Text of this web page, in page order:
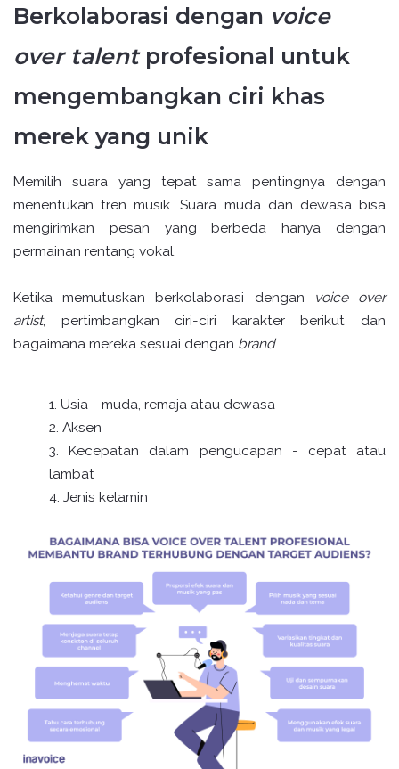
Berkolaborasi dengan voice
over talent profesional untuk
mengembangkan ciri khas
merek yang unik
Memilih suara yang tepat sama pentingnya dengan
menentukan tren musik. Suara muda dan dewasa bisa
mengirimkan pesan yang berbeda hanya dengan
permainan rentang vokal.
Ketika memutuskan berkolaborasi dengan
voice over
artist, pertimbangkan ciri-ciri karakter berikut dan
bagaimana mereka sesuai dengan brand.
Usia - muda, remaja atau dewasa
Aksen
Kecepatan dalam pengucapan - cepat atau
lambat
Jenis kelamin